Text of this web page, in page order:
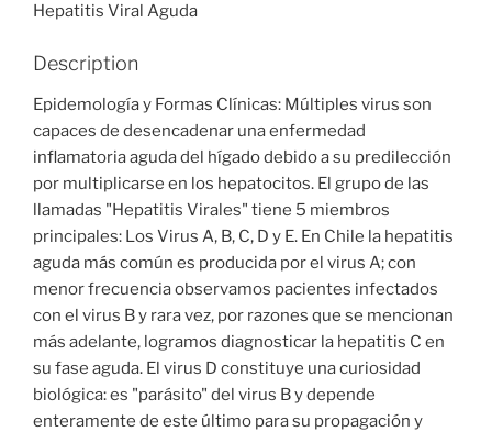
Hepatitis Viral Aguda
Description
Epidemología y Formas Clínicas: Múltiples virus son
capaces de desencadenar una enfermedad
inflamatoria aguda del hígado debido a su predilección
por multiplicarse en los hepatocitos. El grupo de las
llamadas "Hepatitis Virales" tiene 5 miembros
principales: Los Virus A, B, C, D y E. En Chile la hepatitis
aguda más común es producida por el virus A; con
menor frecuencia observamos pacientes infectados
con el virus B y rara vez, por razones que se mencionan
más adelante, logramos diagnosticar la hepatitis C en
su fase aguda. El virus D constituye una curiosidad
biológica: es "parásito" del virus B y depende
enteramente de este último para su propagación y